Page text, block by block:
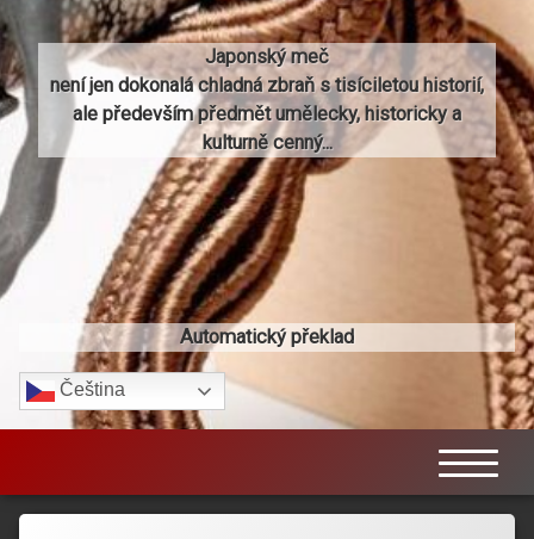
Japonský meč
není jen dokonalá chladná zbraň s tisíciletou historií,
ale především předmět umělecky, historicky a
kulturně cenný...
Automatický překlad
Čeština‎